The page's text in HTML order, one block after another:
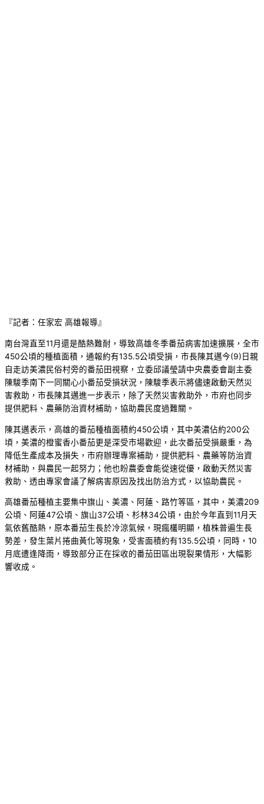
『記者：任家宏 高雄報導』
南台灣直至11月還是酷熱難耐，導致高雄冬季番茄病害加速擴展，全市
450公頃的種植面積，通報約有135.5公頃受損，市長陳其邁今(9)日親
自走訪美濃民俗村旁的番茄田視察，立委邱議瑩請中央農委會副主委
陳駿季南下一同關心小番茄受損狀況，陳駿季表示將儘速啟動天然災
害救助，市長陳其邁進一步表示，除了天然災害救助外，市府也同步
提供肥料、農藥防治資材補助，協助農民度過難關。
陳其邁表示，高雄的番茄種植面積約450公頃，其中美濃佔約200公
頃，美濃的橙蜜香小番茄更是深受市場歡迎，此次番茄受損嚴重，為
降低生產成本及損失，市府辦理專案補助，提供肥料、農藥等防治資
材補助，與農民一起努力；他也盼農委會能從速從優，啟動天然災害
救助、透由專家會議了解病害原因及找出防治方式，以協助農民。
高雄番茄種植主要集中旗山、美濃、阿蓮、路竹等區，其中，美濃209
公頃、阿蓮47公頃、旗山37公頃、杉林34公頃，由於今年直到11月天
氣依舊酷熱，原本番茄生長於冷涼氣候，現瘋欉明顯，植株普遍生長
勢差，發生葉片捲曲黃化等現象，受害面積約有135.5公頃，同時，10
月底遭逢降雨，導致部分正在採收的番茄田區出現裂果情形，大幅影
響收成。